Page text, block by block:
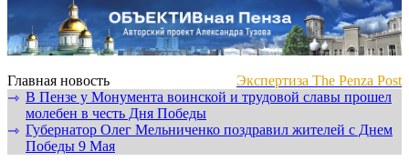
Главная новость
Экспертиза The Penza Post
⇾ В Пензе у Монумента воинской и трудовой славы прошел
молебен в честь Дня Победы
⇾ Губернатор Олег Мельниченко поздравил жителей с Днем
Победы 9 Мая